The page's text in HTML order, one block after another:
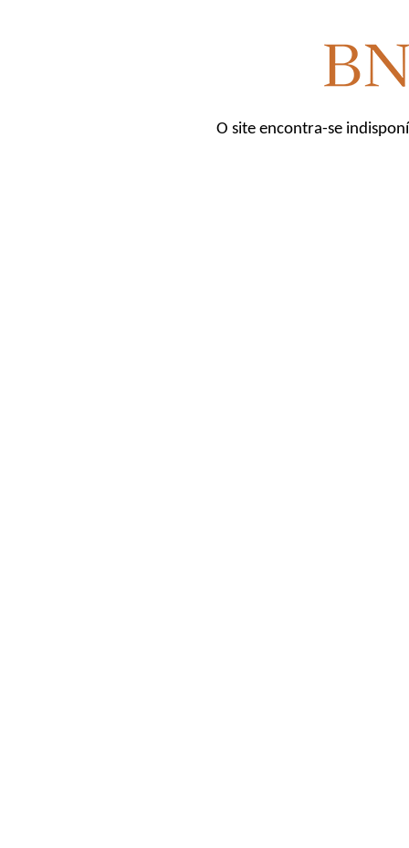
O site encontra-se